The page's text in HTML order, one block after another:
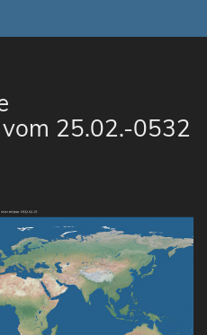
25.02.-0532